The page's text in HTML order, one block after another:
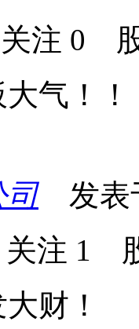
注 0
气！！
司发表
注 1
财！